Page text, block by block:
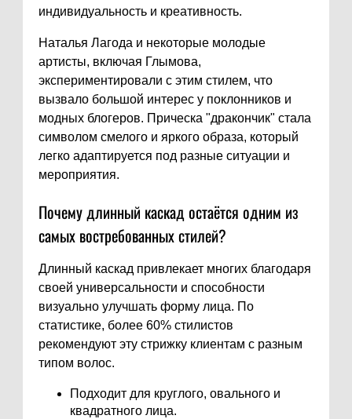
индивидуальность и креативность.
Наталья Лагода и некоторые молодые
артисты, включая Глымова,
экспериментировали с этим стилем, что
вызвало большой интерес у поклонников и
модных блогеров. Прическа "дракончик" стала
символом смелого и яркого образа, который
легко адаптируется под разные ситуации и
мероприятия.
Почему длинный каскад остаётся одним из
самых востребованных стилей?
Длинный каскад привлекает многих благодаря
своей универсальности и способности
визуально улучшать форму лица. По
статистике, более 60% стилистов
рекомендуют эту стрижку клиентам с разным
типом волос.
Подходит для круглого, овального и
квадратного лица.